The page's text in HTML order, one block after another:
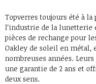
Topverres toujours été à
l’industrie de la lunetterie
pièces de rechange pour
Oakley de soleil en métal,
nombreuses années.
une garantie de 2 ans et
deux sens.